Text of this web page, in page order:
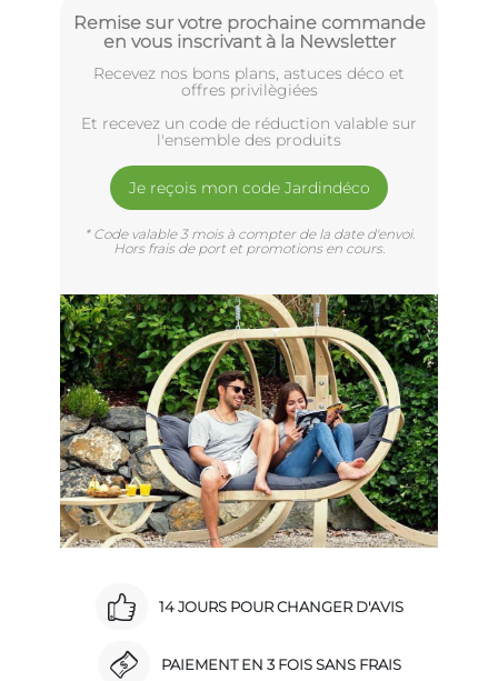
Remise sur votre prochaine commande
en vous inscrivant à la Newsletter
Recevez nos bons plans, astuces déco et
offres privilègiées
Et recevez un code de réduction valable sur
l'ensemble des produits
Je reçois mon code Jardindéco
* Code valable 3 mois à compter de la date d'envoi.
Hors frais de port et promotions en cours.
14 JOURS POUR CHANGER D'AVIS
PAIEMENT EN 3 FOIS SANS FRAIS